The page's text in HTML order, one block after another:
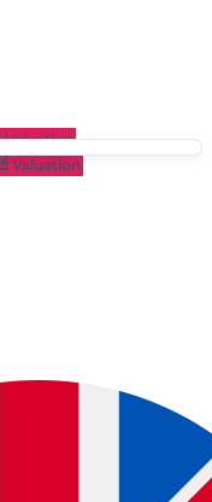
Valuation
Valuation